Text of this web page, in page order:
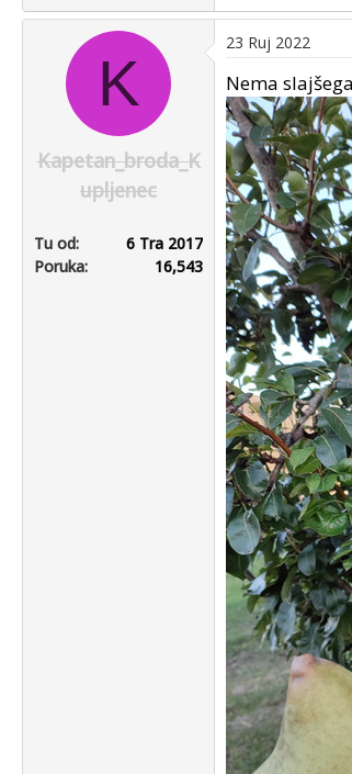
K
Kapetan_broda_K
upljenec
Tu od
6 Tra 2017
Poruka
16,543
23 Ruj 2022
Nema